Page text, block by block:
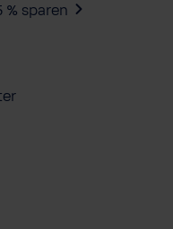
% sparen